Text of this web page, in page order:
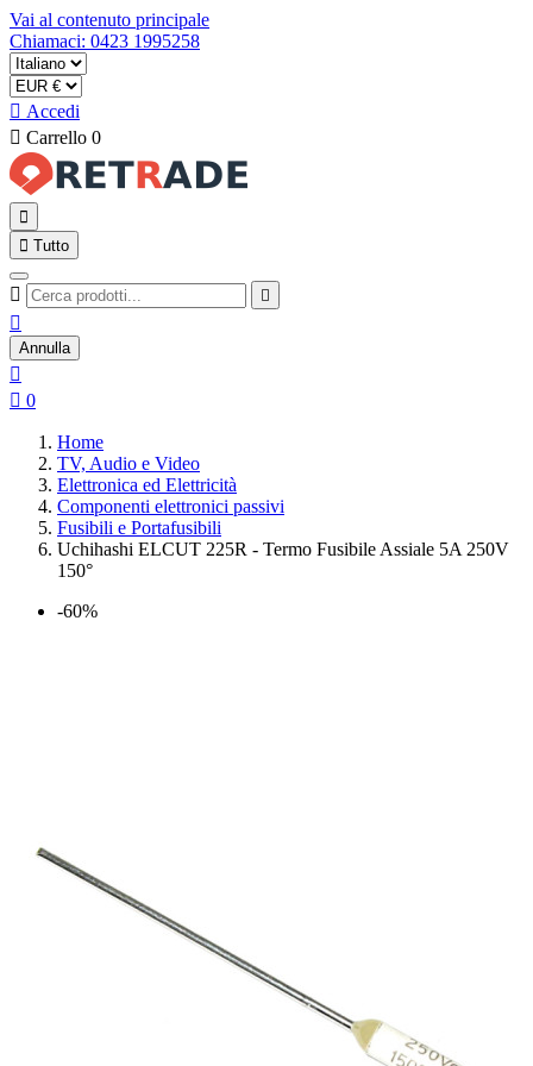
Vai al contenuto principale
Chiamaci: 0423 1995258
 Accedi
 Carrello 0

 Tutto
 

Annulla

 0
Home
TV, Audio e Video
Elettronica ed Elettricità
Componenti elettronici passivi
Fusibili e Portafusibili
Uchihashi ELCUT 225R - Termo Fusibile Assiale 5A 250V
150°
-60%